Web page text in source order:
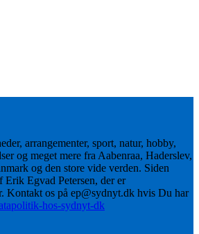
arrangementer, sport, natur, hobby,
og meget mere fra Aabenraa, Haderslev,
og den store vide verden. Siden
Erik Egvad Petersen, der er
Kontakt os på ep@sydnyt.dk hvis Du har
hos-sydnyt-dk